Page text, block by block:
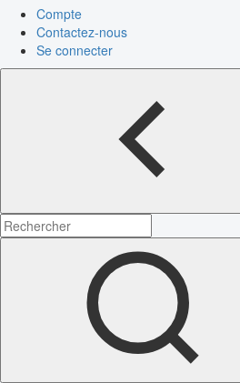
Compte
Contactez-nous
Se connecter